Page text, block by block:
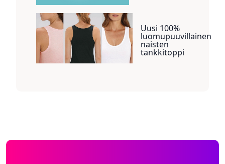
Uusi 100%
luomupuuvillainen
naisten
tankkitoppi